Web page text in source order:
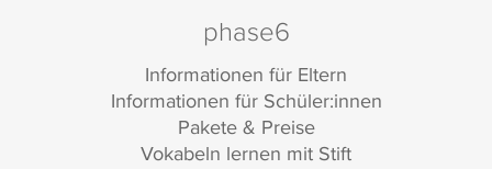
phase6
Informationen für Eltern
Informationen für Schüler:innen
Pakete & Preise
Vokabeln lernen mit Stift